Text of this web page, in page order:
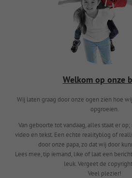
Welkom op onze
Wij laten graag door onze ogen zien hoe
opgroeien.
Van geboorte tot vandaag, alles staat er
video en tekst. Een echte realityblog of
door onze papa, zo dat wij door
Lees mee, tip iemand, like of laat een
leuk. Vergeet de
Veel plezier!